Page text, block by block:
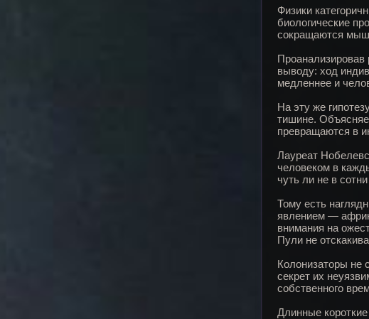
Физики
биологические
сокращаются
выводу: ход
медленнее и
На эту же
тишине.
превращаются в
Лауреат
человеком в
чуть ли не в
Тому есть
явлением —
внимания на
Пули не
Колонизаторы не
секрет их
собственного
Длинные